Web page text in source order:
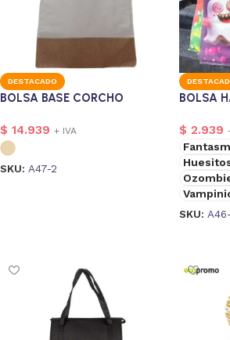
DESTACADO
BOLSA BASE CORCHO
$ 14.939 + IVA
SKU: A47-2
BOLSA
$ 2.939
SKU: